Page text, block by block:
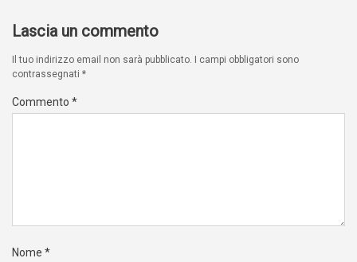
Lascia un commento
Il tuo indirizzo email non sarà pubblicato. I campi obbligatori sono
contrassegnati *
Commento *
Nome *